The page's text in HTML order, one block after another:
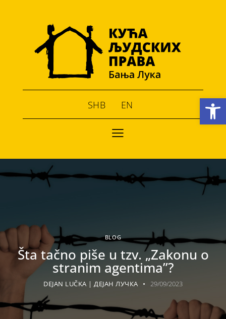
Open toolbar
SHB EN
BLOG
Šta tačno piše u tzv. „Zakonu o
stranim agentima”?
DEJAN LUČKA | ДЕЈАН ЛУЧКА 29/09/2023